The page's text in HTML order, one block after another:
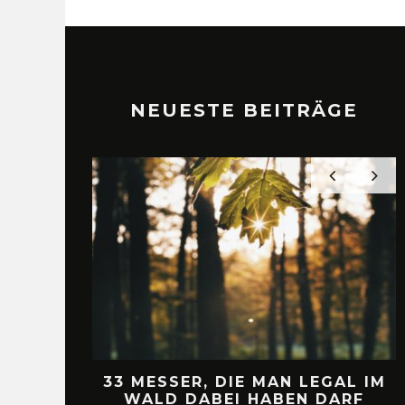
NEUESTE BEITRÄGE
DIE MAN LEGAL IM
DABEI HABEN DARF
MAGNETLEISTEN
LAHRN VS